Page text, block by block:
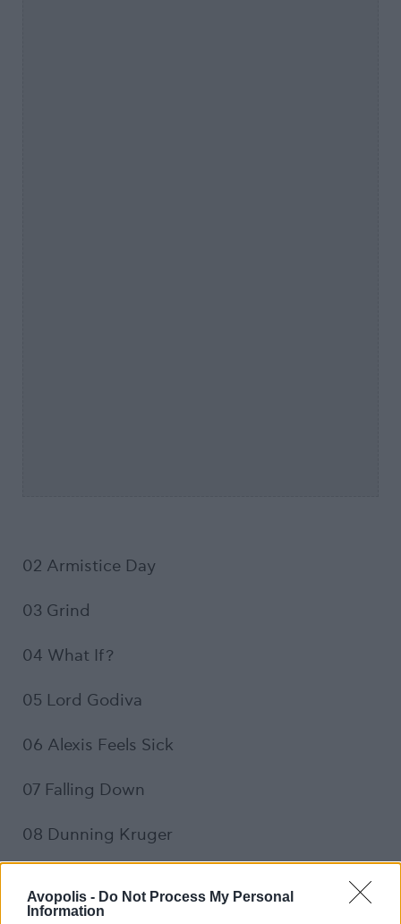
Avopolis - Do Not Process My Personal
Information
02 Armistice Day
03 Grind
04 What If?
05 Lord Godiva
06 Alexis Feels Sick
07 Falling Down
08 Dunning Kruger